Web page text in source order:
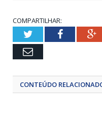
COMPARTILHAR:
TwitterFacebook
Email
CONTEÚDO